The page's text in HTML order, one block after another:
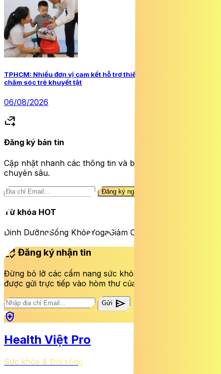
TPHCM: Nhiều đơn vị cam kết hỗ trợ thiết thực cho Trung tâm
chăm sóc trẻ khuyết tật
06/08/2026
forward_to_inbox
Đăng ký bản tin
Cập nhật nhanh các thông tin và bài viết sức khỏe
chuyên sâu.
Đăng ký ngay
Từ khóa HOT
Dinh DưỡngSống KhỏeYogaGiảm Cân
mark_email_read Đăng ký nhận tin
Đừng bỏ lỡ các cẩm nang sức khỏe và bài viết mới nhất
được gửi trực tiếp vào hòm thư của bạn mỗi tuần.
Gửi send
health_and_safety
Health Việt Pro
Sức khỏe & Đời sống